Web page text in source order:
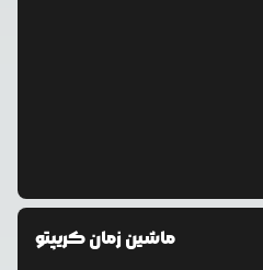
ماشین زمان کریپتو